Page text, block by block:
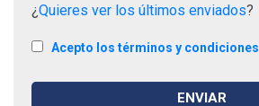
¿Quieres ver los últimos enviados?
Acepto los términos y condiciones